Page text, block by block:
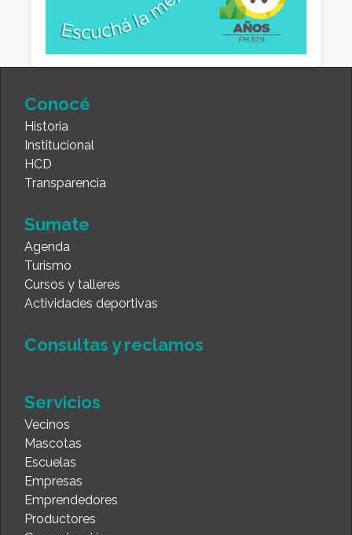
Conocé
Historia
Institucional
HCD
Transparencia
Sumate
Agenda
Turismo
Cursos y talleres
Actividades deportivas
Consultas y reclamos
Servicios
Vecinos
Mascotas
Escuelas
Empresas
Emprendedores
Productores